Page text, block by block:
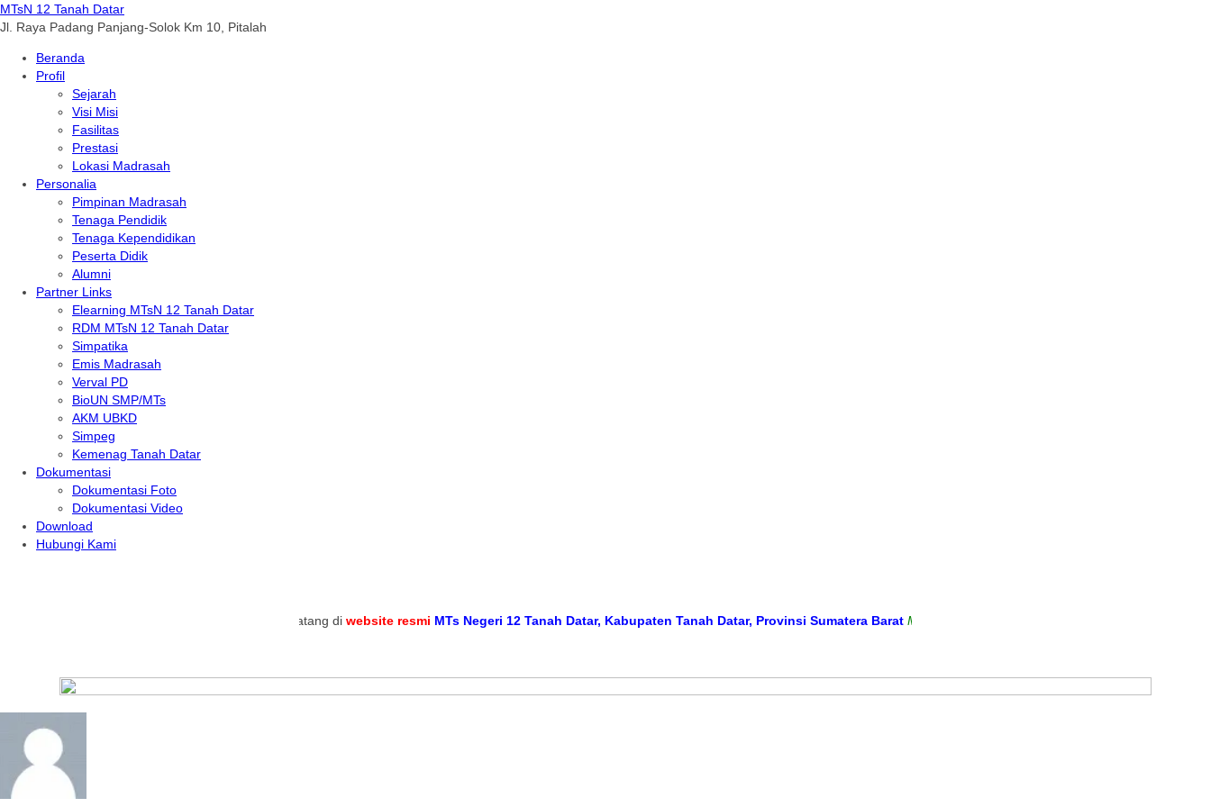
MTsN 12 Tanah Datar
Jl. Raya Padang Panjang-Solok Km 10, Pitalah
Beranda
Profil
Sejarah
Visi Misi
Fasilitas
Prestasi
Lokasi Madrasah
Personalia
Pimpinan Madrasah
Tenaga Pendidik
Tenaga Kependidikan
Peserta Didik
Alumni
Partner Links
Elearning MTsN 12 Tanah Datar
RDM MTsN 12 Tanah Datar
Simpatika
Emis Madrasah
Verval PD
BioUN SMP/MTs
AKM UBKD
Simpeg
Kemenag Tanah Datar
Dokumentasi
Dokumentasi Foto
Dokumentasi Video
Download
Hubungi Kami
Selamat datang diwebsite resmi MTs Negeri 12 Tanah Datar, Kabupaten Tanah Datar, Provinsi Sumatera Barat Media Informasi dan Sarana Komunikasi Antara Sekolah